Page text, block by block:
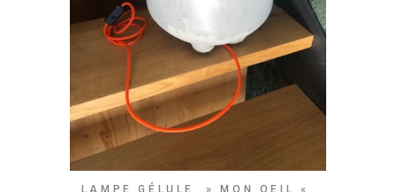
LAMPE GÉLULE » MON OEIL «